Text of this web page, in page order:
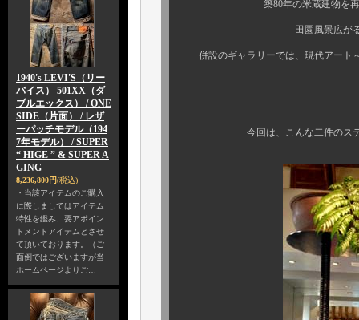
1940's LEVI'S（リー
バイス） 501XX（ダ
ブルエックス） / ONE
SIDE（片面） / レザ
ーパッチモデル（194
7年モデル） / SUPER
“ HIGE ” & SUPER A
GING
8,236,800円(税込)
・当該アイテムのご購入
に際しましてはアイテム
特性を鑑み、要アポイン
トメントアイテムとさせ
て頂いております。（ご
面倒ではございますが当
ホームページよりご…
築80年の米蔵建物を再生し
田園風景広がる、静かな集
併設のギャラリーでは、現代アート～
今回は、こんな二件のステキな